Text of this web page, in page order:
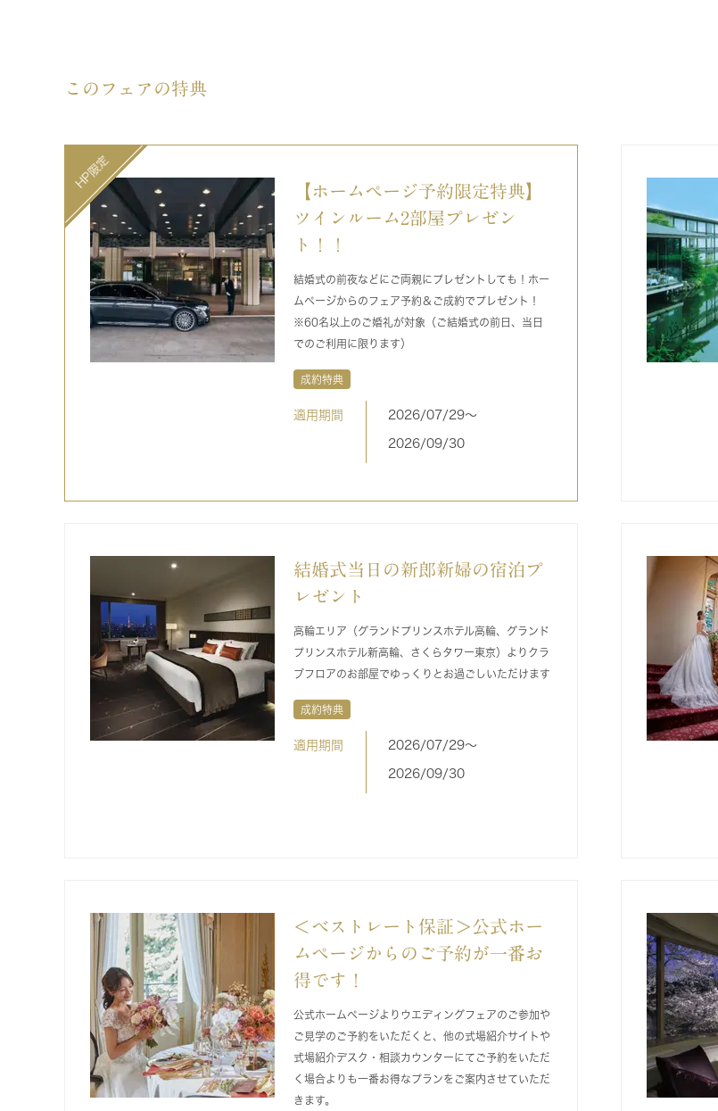
このフェアの特典
【ホームページ予約限定特典】
ツインルーム2部屋プレゼン
ト！！
結婚式の前夜などにご両親にプレゼントしても！ホー
ムページからのフェア予約＆ご成約でプレゼント！
※60名以上のご婚礼が対象（ご結婚式の前日、当日
でのご利用に限ります）
成約特典
適用期間 2026/07/29〜
2026/09/30
結婚式当日の新郎新婦の宿泊プ
レゼント
高輪エリア（グランドプリンスホテル高輪、グランド
プリンスホテル新高輪、さくらタワー東京）よりクラ
ブフロアのお部屋でゆっくりとお過ごしいただけます
成約特典
適用期間 2026/07/29〜
2026/09/30
＜ベストレート保証＞公式ホー
ムページからのご予約が一番お
得です！
公式ホームページよりウエディングフェアのご参加や
ご見学のご予約をいただくと、他の式場紹介サイトや
式場紹介デスク・相談カウンターにてご予約をいただ
く場合よりも一番お得なプランをご案内させていただ
きます。